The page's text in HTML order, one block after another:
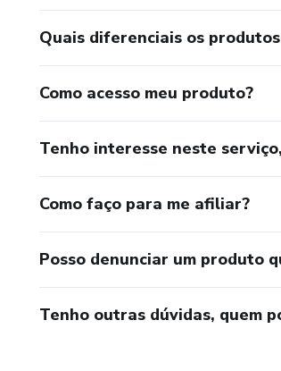
Quais diferenciais os
Como acesso meu produto?
Tenho interesse neste
Como faço para me afiliar?
Posso denunciar um produto
Tenho outras dúvidas, quem